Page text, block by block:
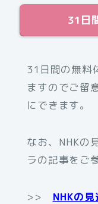
31日
31日間の無料
ますのでご留
にできます。
なお、NHKの
ラの記事をご
>> NHKの